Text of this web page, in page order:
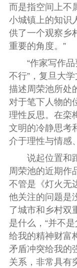
而是指空间上不
小城镇上的知识
供了一个观察乡
重要的角度。”
“作家写作品
不行”，复旦大
描述周荣池所处
对于笔下人物的
理性反思。在栾
文明的冷静思考
介于理性与情感
说起位置和距
周荣池的近期作
不管是《灯火无
他关注的问题是
了城市和乡村双
是什么，“并不
给我的精神财富
矛盾冲突给我的
关系，非常具有